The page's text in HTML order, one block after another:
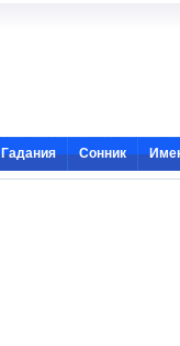
Гадания Сонник